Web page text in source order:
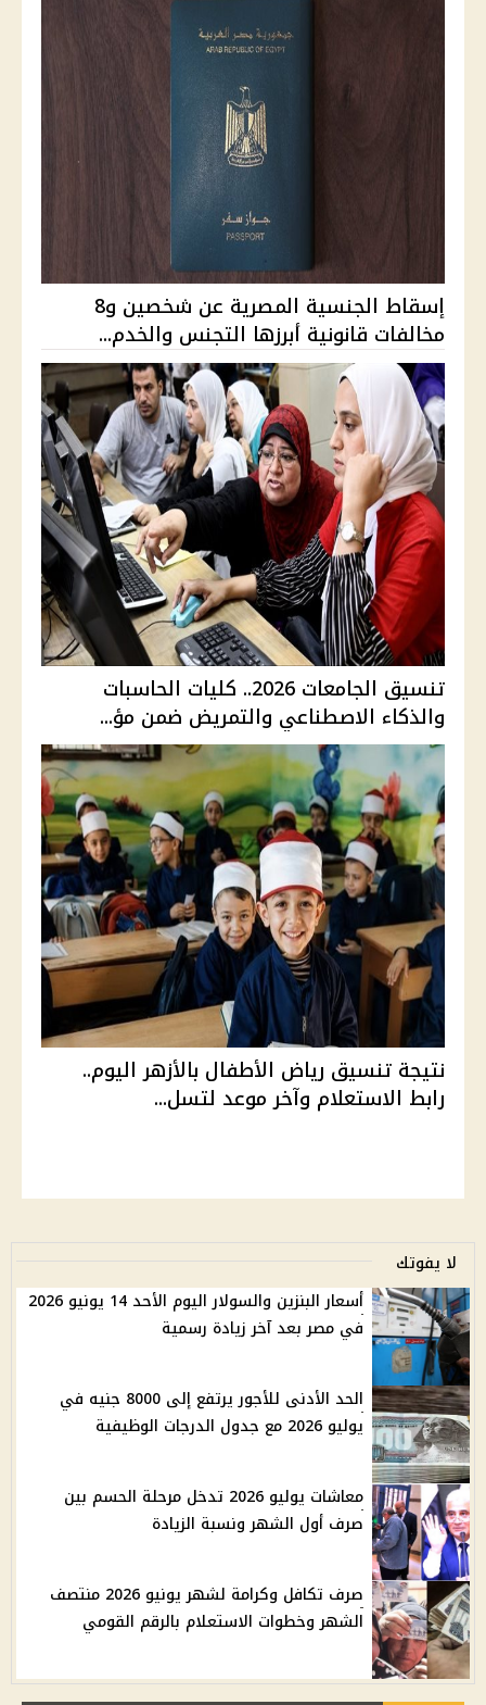
إسقاط الجنسية المصرية عن شخصين و8
مخالفات قانونية أبرزها التجنس والخدم...
تنسيق الجامعات 2026.. كليات الحاسبات
والذكاء الاصطناعي والتمريض ضمن مؤ...
نتيجة تنسيق رياض الأطفال بالأزهر اليوم..
رابط الاستعلام وآخر موعد لتسل...
لا يفوتك
أسعار البنزين والسولار اليوم الأحد 14 يونيو 2026
في مصر بعد آخر زيادة رسمية
الحد الأدنى للأجور يرتفع إلى 8000 جنيه في
يوليو 2026 مع جدول الدرجات الوظيفية
معاشات يوليو 2026 تدخل مرحلة الحسم بين
صرف أول الشهر ونسبة الزيادة
صرف تكافل وكرامة لشهر يونيو 2026 منتصف
الشهر وخطوات الاستعلام بالرقم القومي